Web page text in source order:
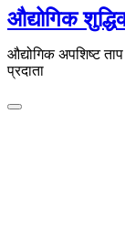
इसे
छोड़कर
सामग्री
पर
बढ़ने
लिए
औद्योगिक
औद्योगिक अपशिष्ट
प्रदाता